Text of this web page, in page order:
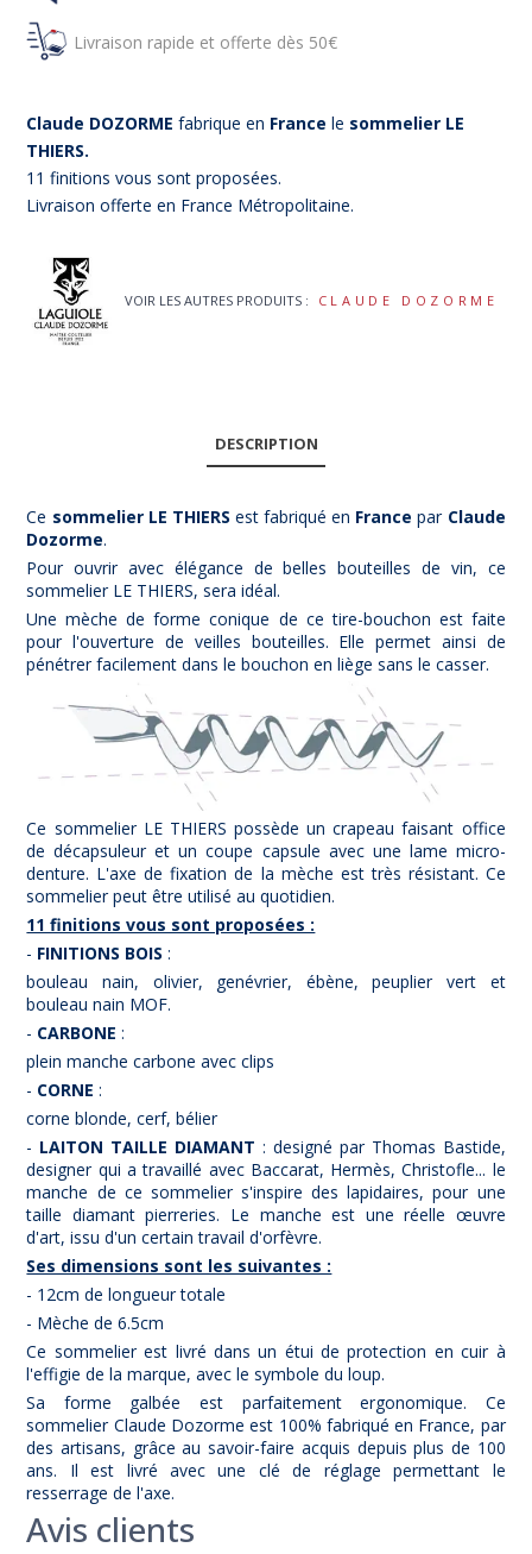
Livraison rapide et offerte dès 50€
Claude DOZORME fabrique en France le sommelier LE
THIERS.
11 finitions vous sont proposées.
Livraison offerte en France Métropolitaine.
VOIR LES AUTRES PRODUITS : CLAUDE DOZORME
DESCRIPTION
Ce sommelier LE THIERS est fabriqué en France parClaude
Dozorme.
Pour ouvrir avec élégance de belles bouteilles de vin, ce
sommelier LE THIERS, sera idéal.
Une mèche de forme conique de ce tire-bouchon est faite
pour l'ouverture de veilles bouteilles. Elle permet ainsi de
pénétrer facilement dans le bouchon en liège sans le casser.
Ce sommelier LE THIERS possède un crapeau faisant office
de décapsuleur et un coupe capsule avec une lame micro-
denture. L'axe de fixation de la mèche est très résistant. Ce
sommelier peut être utilisé au quotidien.
11 finitions vous sont proposées :
- FINITIONS BOIS :
bouleau nain, olivier, genévrier, ébène, peuplier vert et
bouleau nain MOF.
- CARBONE :
plein manche carbone avec clips
- CORNE :
corne blonde, cerf, bélier
- LAITON TAILLE DIAMANT : designé par Thomas Bastide,
designer qui a travaillé avec Baccarat, Hermès, Christofle... le
manche de ce sommelier s'inspire des lapidaires, pour une
taille diamant pierreries. Le manche est une réelle œuvre
d'art, issu d'un certain travail d'orfèvre.
Ses dimensions sont les suivantes :
- 12cm de longueur totale
- Mèche de 6.5cm
Ce sommelier est livré dans un étui de protection en cuir à
l'effigie de la marque, avec le symbole du loup.
Sa forme galbée est parfaitement ergonomique. Ce
sommelier Claude Dozorme est 100% fabriqué en France, par
des artisans, grâce au savoir-faire acquis depuis plus de 100
ans. Il est livré avec une clé de réglage permettant le
resserrage de l'axe.
Avis clients